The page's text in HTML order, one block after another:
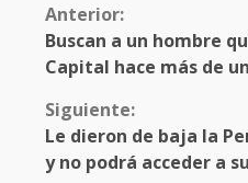
Anterior:
Buscan a un hombre
Capital hace más de
Siguiente:
Le dieron de baja la
y no podrá acceder a